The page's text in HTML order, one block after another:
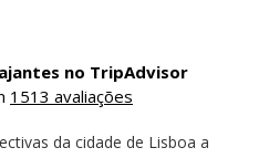
no TripAdvisor
1513 avaliações
da cidade de Lisboa a